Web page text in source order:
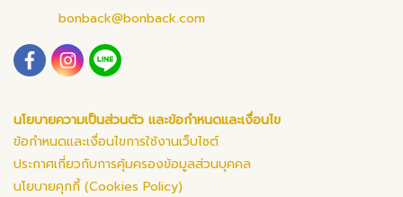
bonback@bonback.com
นโยบายความเป็นส่วนตัว และข้อกำหนดและเงื่อนไข
ข้อกำหนดและเงื่อนไขการใช้งานเว็บไซต์
ประกาศเกี่ยวกับการคุ้มครองข้อมูลส่วนบุคคล
นโยบายคุกกี้ (Cookies Policy)